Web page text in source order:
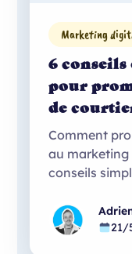
Marketing
6
pour
de
Comment
au marketing
conseils
21/